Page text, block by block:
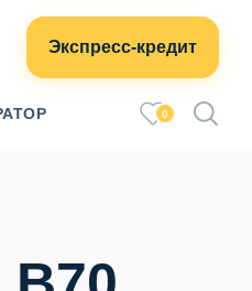
Экспресс-кредит
0